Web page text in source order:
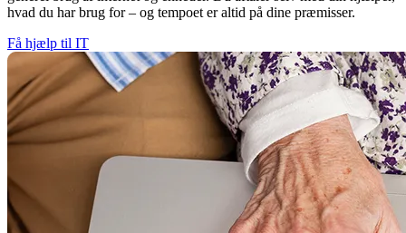
hvad du har brug for – og tempoet er altid på dine præmisser.
Få hjælp til IT